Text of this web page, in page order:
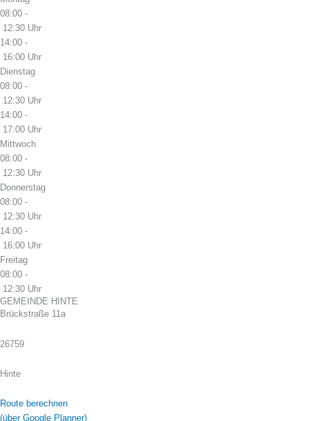
08:00 -
12:30 Uhr
14:00 -
16:00 Uhr
Dienstag
08:00 -
12:30 Uhr
14:00 -
17:00 Uhr
Mittwoch
08:00 -
12:30 Uhr
Donnerstag
08:00 -
12:30 Uhr
14:00 -
16:00 Uhr
Freitag
08:00 -
12:30 Uhr
GEMEINDE HINTE
Brückstraße 11a
26759
Hinte
Route berechnen
(über Google Planner)